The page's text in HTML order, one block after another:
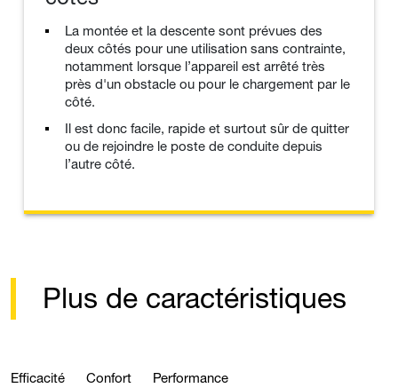
La montée et la descente sont prévues des
deux côtés pour une utilisation sans contrainte,
notamment lorsque l’appareil est arrêté très
près d'un obstacle ou pour le chargement par le
côté.
Il est donc facile, rapide et surtout sûr de quitter
ou de rejoindre le poste de conduite depuis
l’autre côté.
Plus de caractéristiques
Efficacité Confort Performance